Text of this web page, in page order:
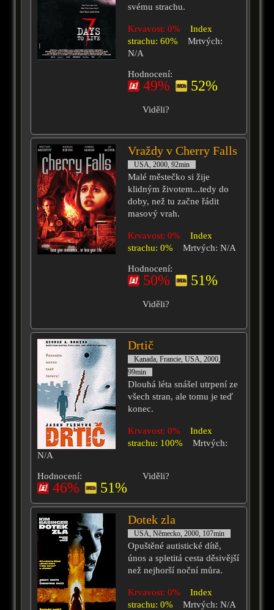
svému strachu.
Krvavost: 0%
Index
strachu: 60%
Mrtvých:
N/A
Hodnocení:
49% 52%
Viděli?
Vraždy v Cherry Falls
USA, 2000, 92min
Malé městečko si žije
klidným životem...tedy do
doby, než tu začne řádit
masový vrah.
Krvavost: 0%
Index
strachu: 0%
Mrtvých: N/A
Hodnocení:
50% 51%
Viděli?
Drtič
Kanada, Francie, USA, 2000,
99min
Dlouhá léta snášel utrpení ze
všech stran, ale tomu je teď
konec.
Krvavost: 0%
Index
strachu: 100%
Mrtvých:
N/A
Hodnocení:
46% 51%
Viděli?
Dotek zla
USA, Německo, 2000, 107min
Opuštěné autistické dítě,
únos a spletitá cesta děsivější
než nejhorší noční můra.
Krvavost: 0%
Index
strachu: 0%
Mrtvých: N/A